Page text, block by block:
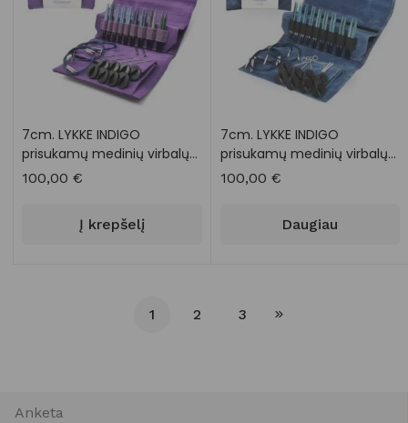
7cm. LYKKE INDIGO
prisukamų medinių virbalų
rinkinys
100,00 €
Į krepšelį
7cm. LYKKE INDIGO
prisukamų medinių virbalų
rinkinys
100,00 €
Daugiau
1 2 3
Anketa